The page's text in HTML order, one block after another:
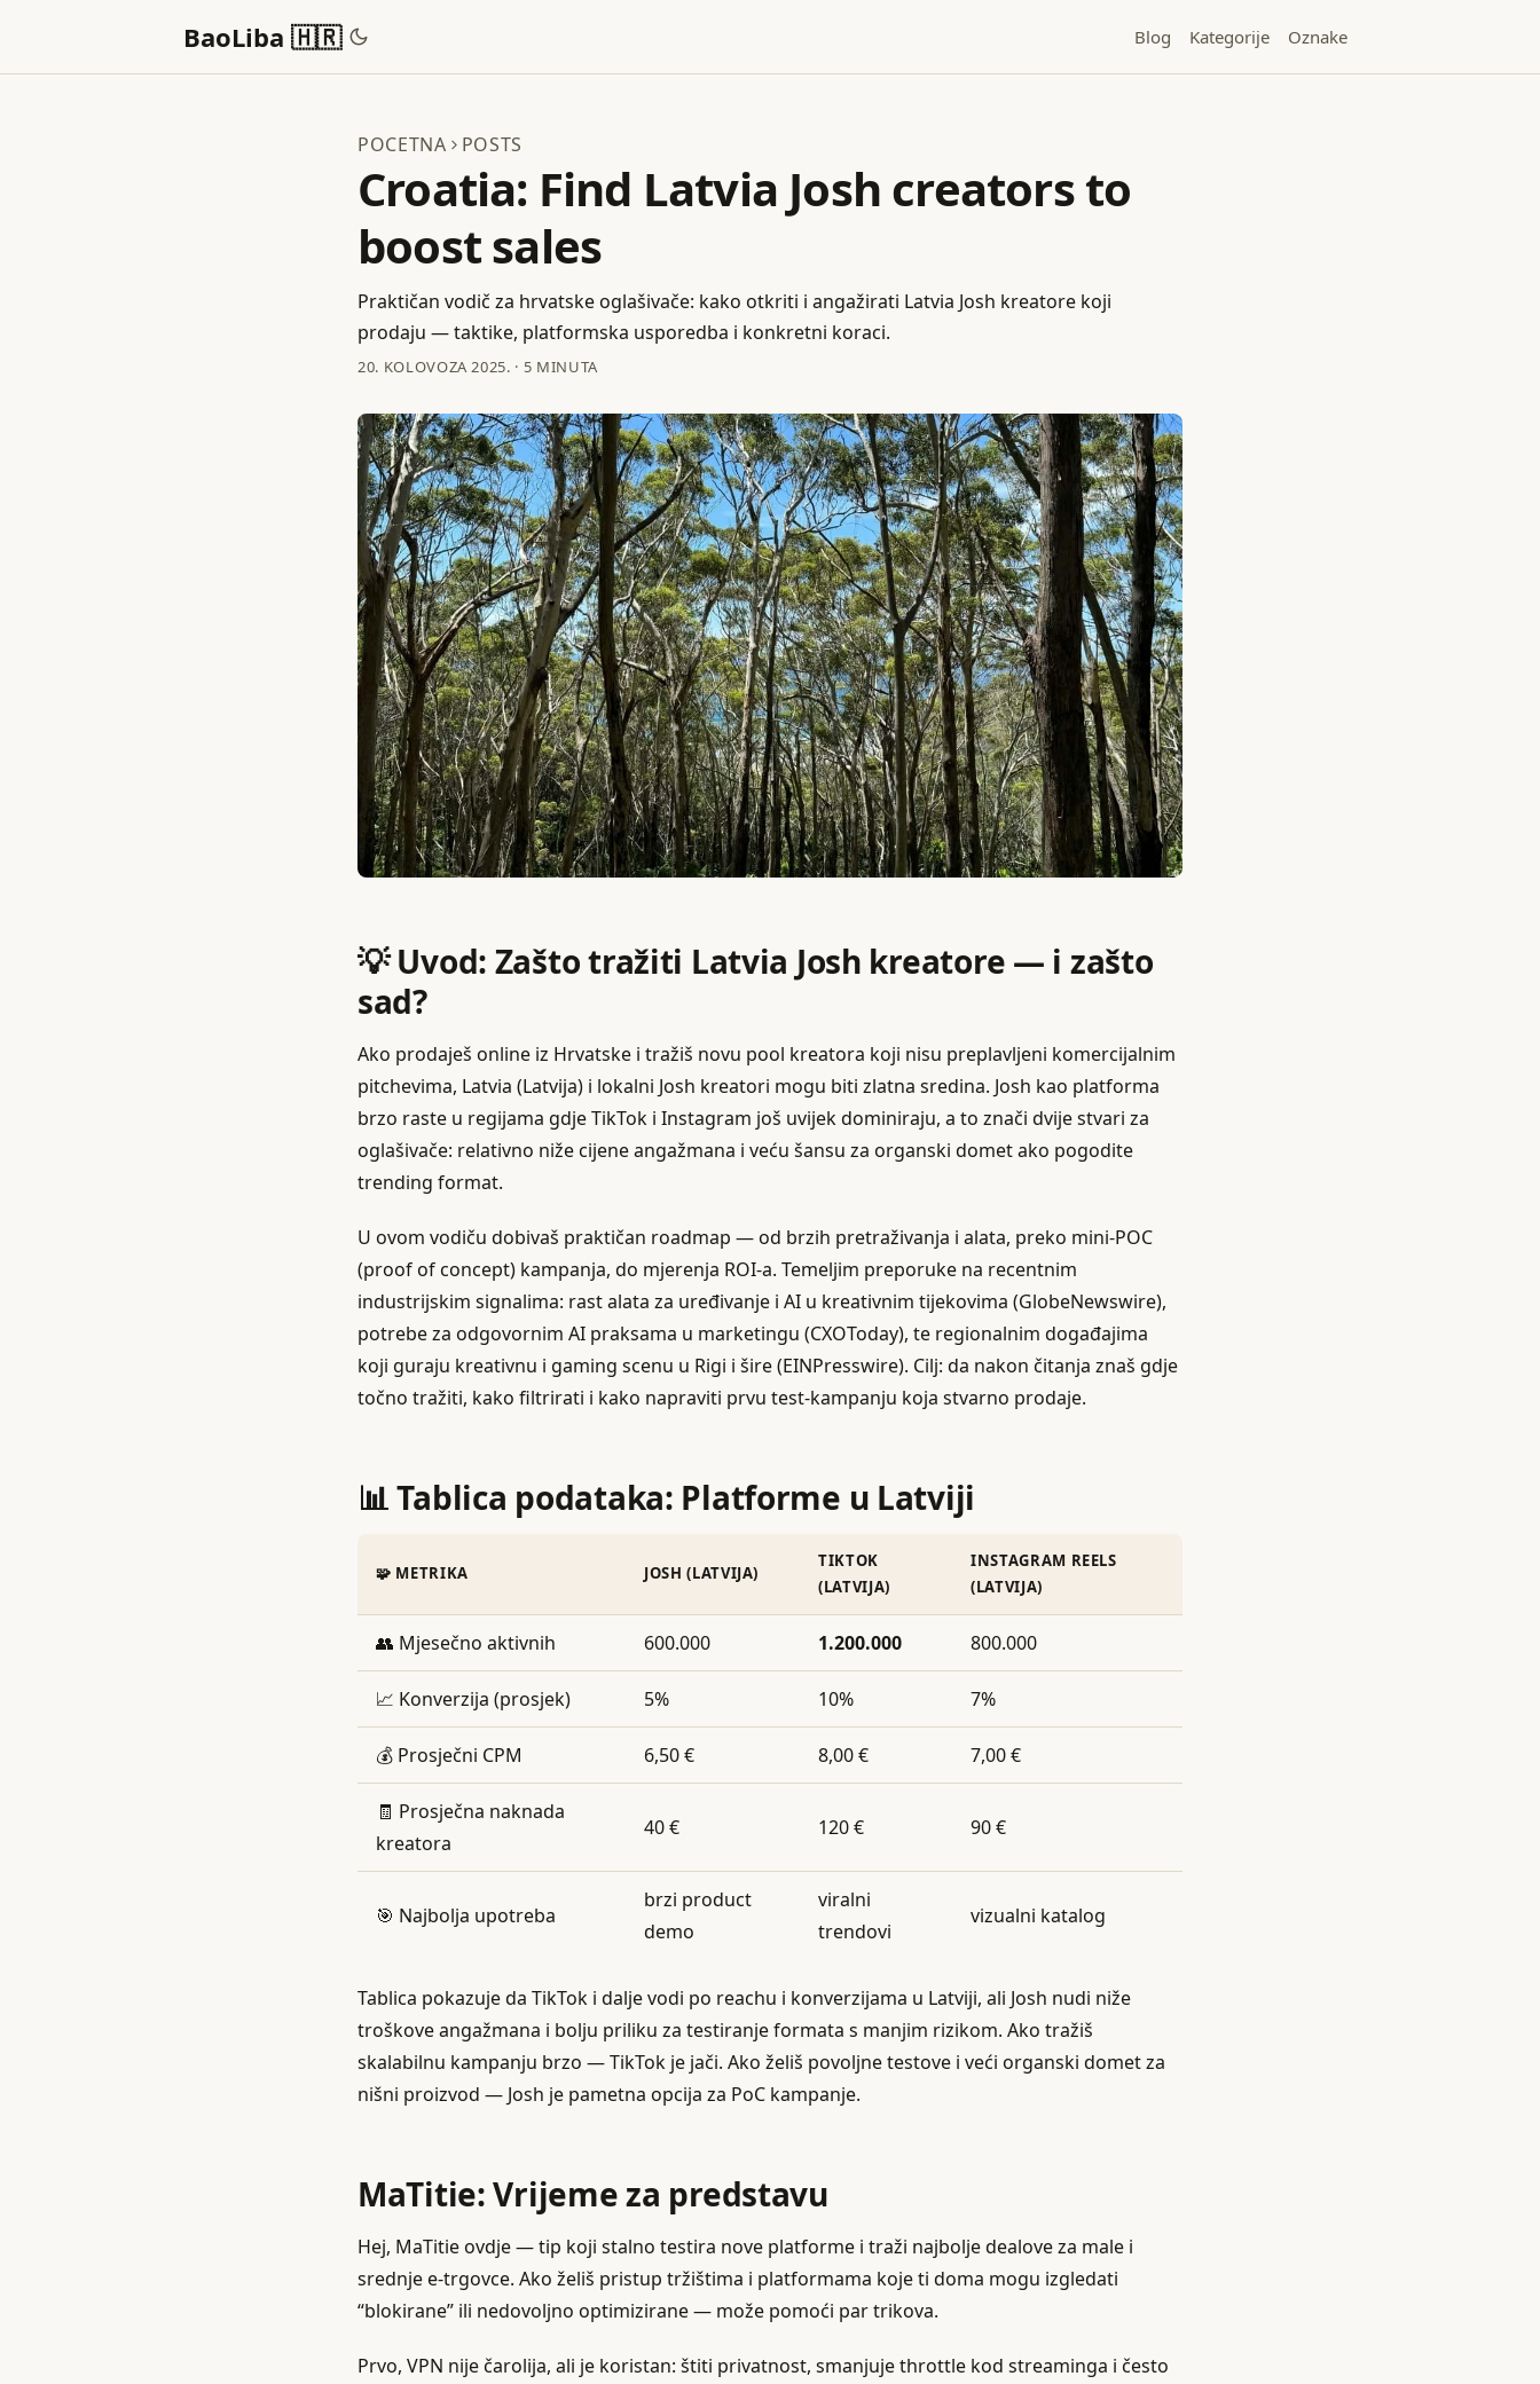
BaoLiba 🇭🇷 Blog Kategorije Oznake
POCETNA POSTS
Croatia: Find Latvia Josh creators to
boost sales
Praktičan vodič za hrvatske oglašivače: kako otkriti i angažirati Latvia Josh kreatore koji
prodaju — taktike, platformska usporedba i konkretni koraci.
20. KOLOVOZA 2025. · 5 MINUTA
💡 Uvod: Zašto tražiti Latvia Josh kreatore — i zašto
sad?
Ako prodaješ online iz Hrvatske i tražiš novu pool kreatora koji nisu preplavljeni komercijalnim
pitchevima, Latvia (Latvija) i lokalni Josh kreatori mogu biti zlatna sredina. Josh kao platforma
brzo raste u regijama gdje TikTok i Instagram još uvijek dominiraju, a to znači dvije stvari za
oglašivače: relativno niže cijene angažmana i veću šansu za organski domet ako pogodite
trending format.
U ovom vodiču dobivaš praktičan roadmap — od brzih pretraživanja i alata, preko mini-POC
(proof of concept) kampanja, do mjerenja ROI-a. Temeljim preporuke na recentnim
industrijskim signalima: rast alata za uređivanje i AI u kreativnim tijekovima (GlobeNewswire),
potrebe za odgovornim AI praksama u marketingu (CXOToday), te regionalnim događajima
koji guraju kreativnu i gaming scenu u Rigi i šire (EINPresswire). Cilj: da nakon čitanja znaš gdje
točno tražiti, kako filtrirati i kako napraviti prvu test-kampanju koja stvarno prodaje.
📊 Tablica podataka: Platforme u Latviji
🧩 METRIKA JOSH (LATVIJA)
TIKTOK
(LATVIJA)
INSTAGRAM REELS
(LATVIJA)
👥 Mjesečno aktivnih 600.000 1.200.000 800.000
📈 Konverzija (prosjek) 5% 10% 7%
💰 Prosječni CPM 6,50 € 8,00 € 7,00 €
🧾 Prosječna naknada
kreatora
40 € 120 € 90 €
🎯 Najbolja upotreba
brzi product
demo
viralni
trendovi
vizualni katalog
Tablica pokazuje da TikTok i dalje vodi po reachu i konverzijama u Latviji, ali Josh nudi niže
troškove angažmana i bolju priliku za testiranje formata s manjim rizikom. Ako tražiš
skalabilnu kampanju brzo — TikTok je jači. Ako želiš povoljne testove i veći organski domet za
nišni proizvod — Josh je pametna opcija za PoC kampanje.
MaTitie: Vrijeme za predstavu
Hej, MaTitie ovdje — tip koji stalno testira nove platforme i traži najbolje dealove za male i
srednje e‑trgovce. Ako želiš pristup tržištima i platformama koje ti doma mogu izgledati
“blokirane” ili nedovoljno optimizirane — može pomoći par trikova.
Prvo, VPN nije čarolija, ali je koristan: štiti privatnost, smanjuje throttle kod streaminga i često